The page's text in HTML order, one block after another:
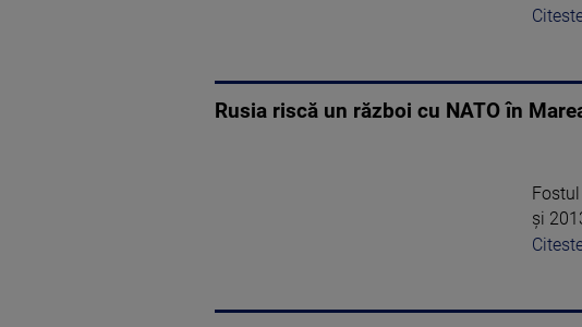
Rusia riscă un război cu NATO în
și